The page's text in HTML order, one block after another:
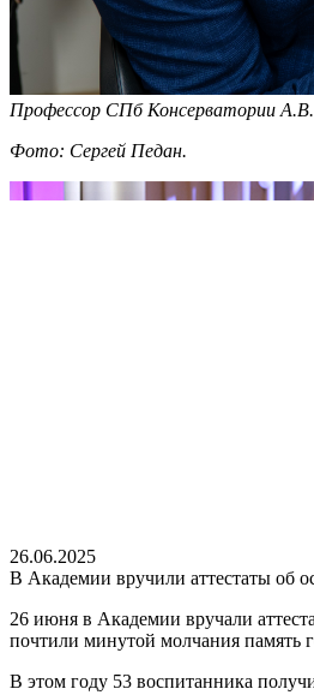
Профессор СПб Консерватории А.В.
Фото: Сергей Педан.
26.06.2025
В Академии вручили аттестаты об
26 июня в Академии вручали
почтили минутой молчания память
В этом году 53 воспитанника